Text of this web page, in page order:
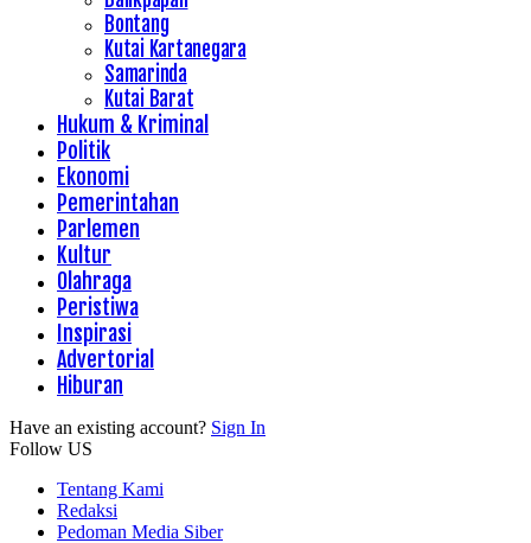
Bontang
Kutai Kartanegara
Samarinda
Kutai Barat
Hukum & Kriminal
Politik
Ekonomi
Pemerintahan
Parlemen
Kultur
Olahraga
Peristiwa
Inspirasi
Advertorial
Hiburan
Have an existing account? Sign In
Follow US
Tentang Kami
Redaksi
Pedoman Media Siber